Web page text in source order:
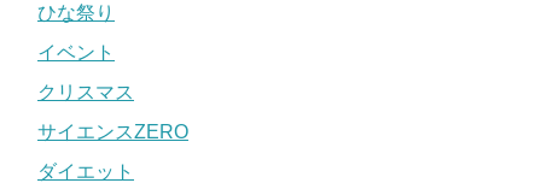
ひな祭り
イベント
クリスマス
サイエンスZERO
ダイエット